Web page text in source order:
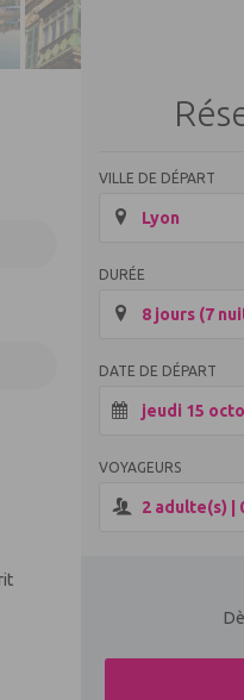
VILLE DE DÉPART
Lyon
DURÉE
8 jours (7
DATE DE DÉPART
jeudi 15
VOYAGEURS
2 adulte(s) |